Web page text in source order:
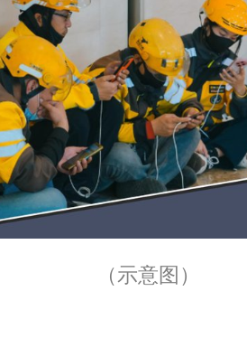
（示意图）